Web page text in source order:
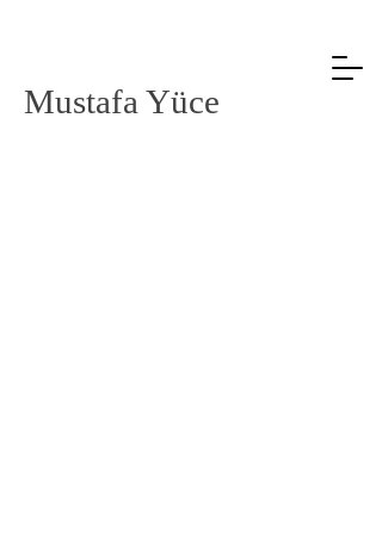
Mustafa Yüce